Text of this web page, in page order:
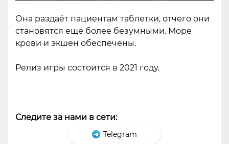
Она раздаёт пациентам таблетки, отчего они
становятся ещё более безумными. Море
крови и экшен обеспечены.
Релиз игры состоится в 2021 году.
Следите за нами в сети:
Telegram